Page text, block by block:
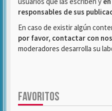
responsables de sus
En caso de existir algún
por favor, contactar con
moderadores desarrolla su
FAVORITOS